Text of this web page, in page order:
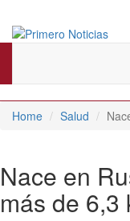
Primero
Home Salud
Nace en
más de 6,3